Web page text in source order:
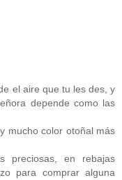
el aire que tu les des, y
depende como las
mucho color otoñal más
preciosas, en rebajas
para comprar alguna